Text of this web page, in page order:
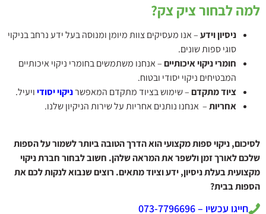
למה לבחור ציק צק?
ניסיון וידע– אנו מעסיקים צוות מיומן ומנוסה בעל ידע נרחב בניקוי
סוגי ספות שונים.
חומרי ניקוי איכותיים– אנחנו משתמשים בחומרי ניקוי איכותיים
המבטיחים ניקוי יסודי ובטוח.
ציוד מתקדם– שימוש בציוד מתקדם המאפשרניקוי יסודיויעיל.
אחריות– אנחנו נותנים אחריות על שירות הניקיון שלנו.
לסיכום, ניקוי ספות מקצועי הוא הדרך הטובה ביותר לשמור על הספות
שלכם לאורך זמן ולשפר את המראה שלהן. חשוב לבחור חברת ניקוי
מקצועית בעלת ניסיון, ידע וציוד מתאים. רוצים שנבוא לנקות לכם את
הספות בבית?
חייגו עכשיו – 073-7796696